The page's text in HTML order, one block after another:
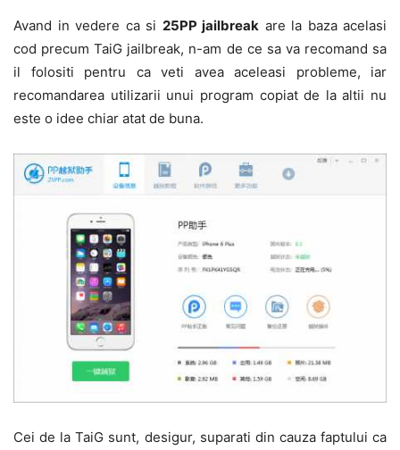
Avand in vedere ca si 25PP jailbreak are la baza acelasi
cod precum TaiG jailbreak, n-am de ce sa va recomand sa
il folositi pentru ca veti avea aceleasi probleme, iar
recomandarea utilizarii unui program copiat de la altii nu
este o idee chiar atat de buna.
Cei de la TaiG sunt, desigur, suparati din cauza faptului ca